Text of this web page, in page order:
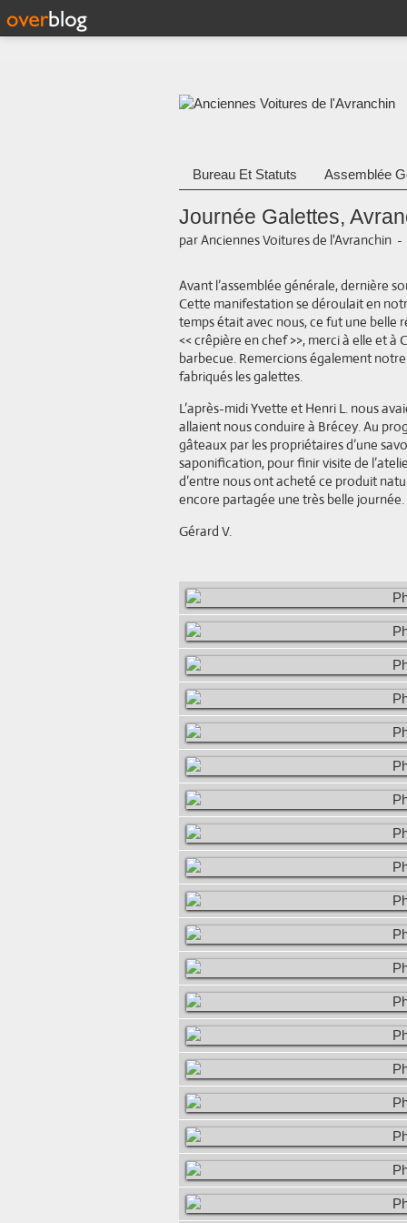
Bureau Et Statuts Assemblée
Journée Galettes,
par Anciennes Voitures de l'Avranchin -
Avant l’assemblée générale, dernière
Cette manifestation se déroulait en
temps était avec nous, ce fut une belle
<< crêpière en chef >>, merci à elle et à
barbecue. Remercions également
fabriqués les galettes.
L’après-midi Yvette et Henri L. nous
allaient nous conduire à Brécey. Au
gâteaux par les propriétaires d’une
saponification, pour finir visite de
d’entre nous ont acheté ce produit
encore partagée une très belle journée.
Gérard V.